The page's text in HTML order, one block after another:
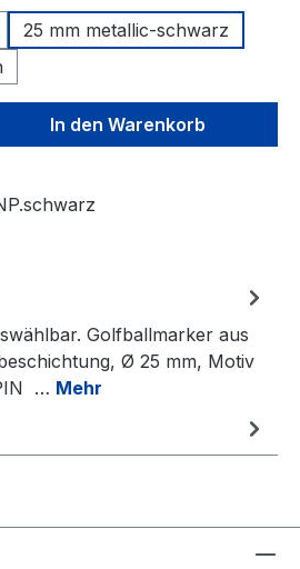
25 mm metallic-schwarz
Gib den
In den Warenkorb
Golfballmarker aus
Ø 25 mm, Motiv
… Mehr